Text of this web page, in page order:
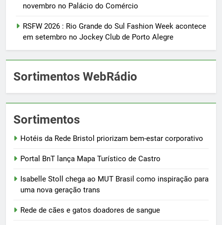
novembro no Palácio do Comércio
RSFW 2026 : Rio Grande do Sul Fashion Week acontece
em setembro no Jockey Club de Porto Alegre
Sortimentos WebRádio
Sortimentos
Hotéis da Rede Bristol priorizam bem-estar corporativo
Portal BnT lança Mapa Turístico de Castro
Isabelle Stoll chega ao MUT Brasil como inspiração para
uma nova geração trans
Rede de cães e gatos doadores de sangue